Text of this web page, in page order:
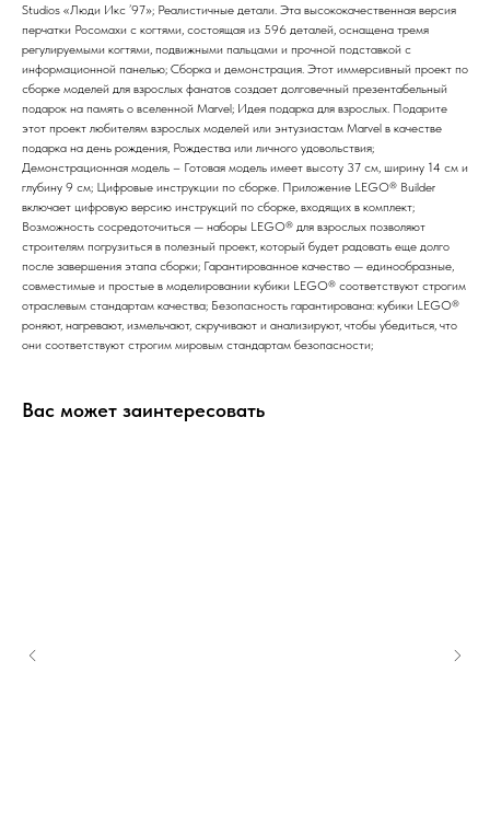
Studios «Люди Икс ’97»; Реалистичные детали. Эта высококачественная версия
перчатки Росомахи с когтями, состоящая из 596 деталей, оснащена тремя
регулируемыми когтями, подвижными пальцами и прочной подставкой с
информационной панелью; Сборка и демонстрация. Этот иммерсивный проект по
сборке моделей для взрослых фанатов создает долговечный презентабельный
подарок на память о вселенной Marvel; Идея подарка для взрослых. Подарите
этот проект любителям взрослых моделей или энтузиастам Marvel в качестве
подарка на день рождения, Рождества или личного удовольствия;
Демонстрационная модель – Готовая модель имеет высоту 37 см, ширину 14 см и
глубину 9 см; Цифровые инструкции по сборке. Приложение LEGO® Builder
включает цифровую версию инструкций по сборке, входящих в комплект;
Возможность сосредоточиться — наборы LEGO® для взрослых позволяют
строителям погрузиться в полезный проект, который будет радовать еще долго
после завершения этапа сборки; Гарантированное качество — единообразные,
совместимые и простые в моделировании кубики LEGO® соответствуют строгим
отраслевым стандартам качества; Безопасность гарантирована: кубики LEGO®
роняют, нагревают, измельчают, скручивают и анализируют, чтобы убедиться, что
они соответствуют строгим мировым стандартам безопасности;
Вас может заинтересовать